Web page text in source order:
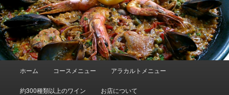
メインコンテンツへ移動
サブコンテンツへ移動
ホーム コースメニュー アラカルトメニュー
約300種類以上のワイン お店について